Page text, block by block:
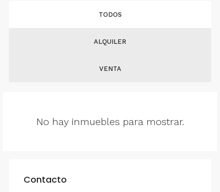
TODOS
ALQUILER
VENTA
No hay inmuebles para mostrar.
Contacto